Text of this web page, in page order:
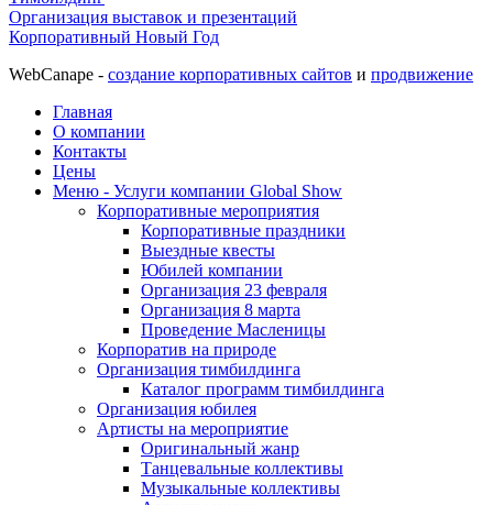
Организация выставок и презентаций
Корпоративный Новый Год
WebCanape - создание корпоративных сайтов и продвижение
Главная
О компании
Контакты
Цены
Меню - Услуги компании Global Show
Корпоративные мероприятия
Корпоративные праздники
Выездные квесты
Юбилей компании
Организация 23 февраля
Организация 8 марта
Проведение Масленицы
Корпоратив на природе
Организация тимбилдинга
Каталог программ тимбилдинга
Организация юбилея
Артисты на мероприятие
Оригинальный жанр
Танцевальные коллективы
Музыкальные коллективы